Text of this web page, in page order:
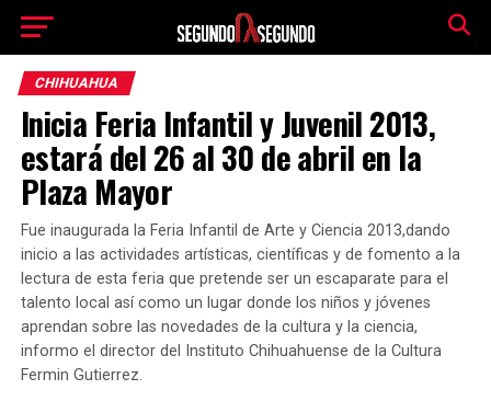
CHIHUAHUA
Inicia Feria Infantil y Juvenil 2013,
estará del 26 al 30 de abril en la
Plaza Mayor
Fue inaugurada la Feria Infantil de Arte y Ciencia 2013,dando
inicio a las actividades artísticas, científicas y de fomento a la
lectura de esta feria que pretende ser un escaparate para el
talento local así como un lugar donde los niños y jóvenes
aprendan sobre las novedades de la cultura y la ciencia,
informo el director del Instituto Chihuahuense de la Cultura
Fermin Gutierrez.